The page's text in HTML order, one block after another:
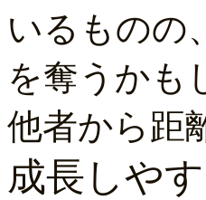
いるものの
を奪うかも
他者から距
成長しやす